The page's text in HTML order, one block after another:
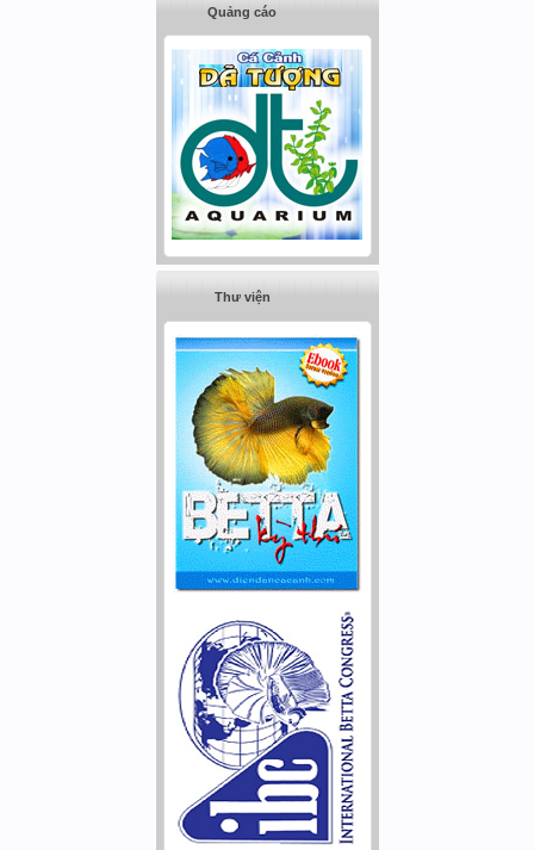
Quảng cáo
Thư viện